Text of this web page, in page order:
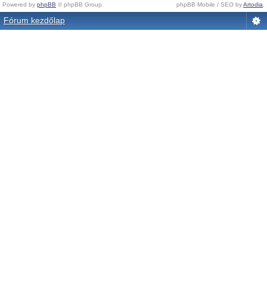
Powered by phpBB © phpBB Group. phpBB Mobile / SEO byArtodia.
Fórum kezdőlap